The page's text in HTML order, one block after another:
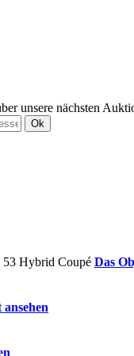
unsere nächsten
Ok
Das